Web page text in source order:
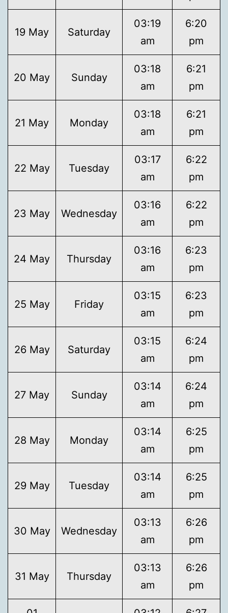
19 May Saturday
03:19
am
6:20
pm
20 May Sunday
03:18
am
6:21
pm
21 May Monday
03:18
am
6:21
pm
22 May Tuesday
03:17
am
6:22
pm
23 May Wednesday
03:16
am
6:22
pm
24 May Thursday
03:16
am
6:23
pm
25 May Friday
03:15
am
6:23
pm
26 May Saturday
03:15
am
6:24
pm
27 May Sunday
03:14
am
6:24
pm
28 May Monday
03:14
am
6:25
pm
29 May Tuesday
03:14
am
6:25
pm
30 May Wednesday
03:13
am
6:26
pm
31 May Thursday
03:13
am
6:26
pm